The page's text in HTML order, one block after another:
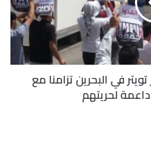
في البحرين تزامنا مع
لحريتهم